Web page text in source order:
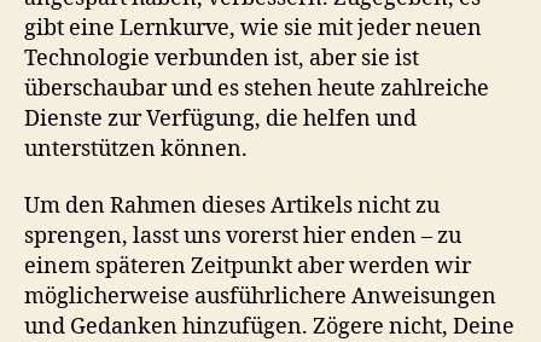
gibt eine Lernkurve, wie sie mit jeder neuen
Technologie verbunden ist, aber sie ist
überschaubar und es stehen heute zahlreiche
Dienste zur Verfügung, die helfen und
unterstützen können.
Um den Rahmen dieses Artikels nicht zu
sprengen, lasst uns vorerst hier enden – zu
einem späteren Zeitpunkt aber werden wir
möglicherweise ausführlichere Anweisungen
und Gedanken hinzufügen. Zögere nicht, Deine